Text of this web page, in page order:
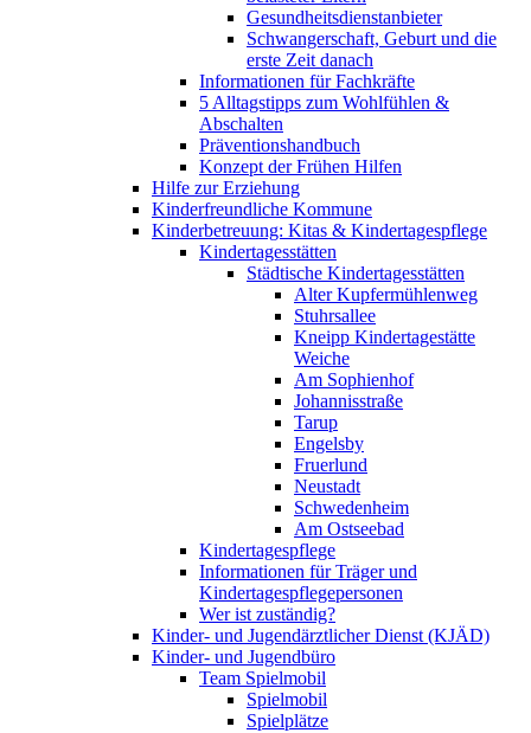
Gesundheitsdienstanbieter
Schwangerschaft, Geburt und die
erste Zeit danach
Informationen für Fachkräfte
5 Alltagstipps zum Wohlfühlen &
Abschalten
Präventionshandbuch
Konzept der Frühen Hilfen
Hilfe zur Erziehung
Kinderfreundliche Kommune
Kinderbetreuung: Kitas & Kindertagespflege
Kindertagesstätten
Städtische Kindertagesstätten
Alter Kupfermühlenweg
Stuhrsallee
Kneipp Kindertagestätte
Weiche
Am Sophienhof
Johannisstraße
Tarup
Engelsby
Fruerlund
Neustadt
Schwedenheim
Am Ostseebad
Kindertagespflege
Informationen für Träger und
Kindertagespflegepersonen
Wer ist zuständig?
Kinder- und Jugendärztlicher Dienst (KJÄD)
Kinder- und Jugendbüro
Team Spielmobil
Spielmobil
Spielplätze